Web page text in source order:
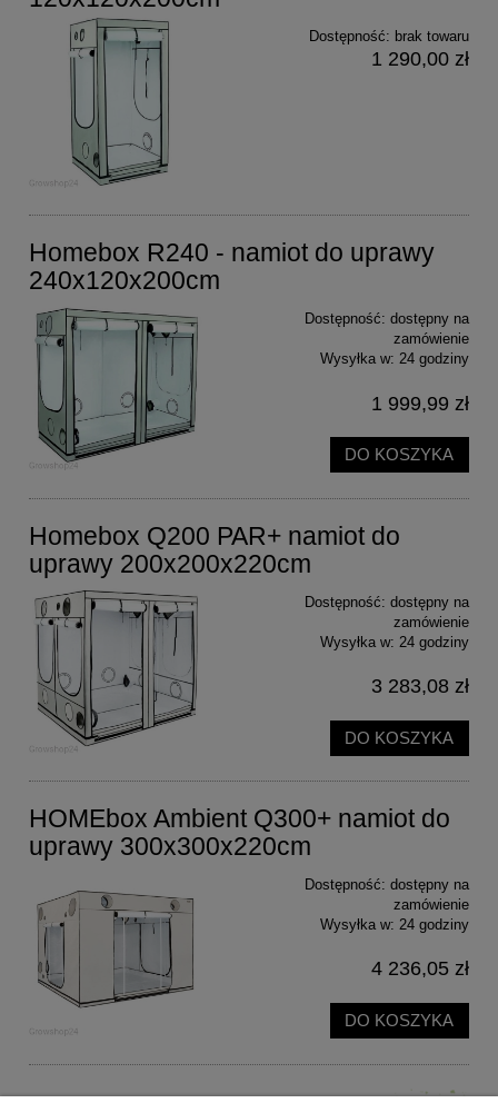
Dostępność: brak towaru
1 290,00 zł
Homebox R240 - namiot do uprawy
240x120x200cm
Dostępność: dostępny na
zamówienie
Wysyłka w: 24 godziny
1 999,99 zł
DO KOSZYKA
Homebox Q200 PAR+ namiot do
uprawy 200x200x220cm
Dostępność: dostępny na
zamówienie
Wysyłka w: 24 godziny
3 283,08 zł
DO KOSZYKA
HOMEbox Ambient Q300+ namiot do
uprawy 300x300x220cm
Dostępność: dostępny na
zamówienie
Wysyłka w: 24 godziny
4 236,05 zł
DO KOSZYKA